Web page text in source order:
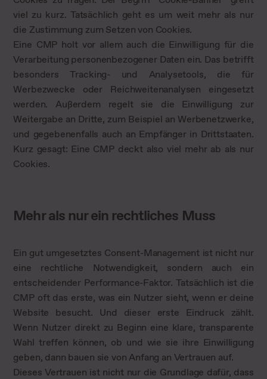
viel zu kurz. Tatsächlich geht es um weit mehr als nur
die Zustimmung zum Setzen von Cookies.
Eine CMP holt vor allem auch die Einwilligung für die
Verarbeitung personenbezogener Daten ein. Das betrifft
besonders Tracking- und Analysetools, die für
Werbezwecke oder Reichweitenanalysen eingesetzt
werden. Außerdem regelt sie die Einwilligung zur
Weitergabe an Dritte, zum Beispiel an Werbenetzwerke,
und gegebenenfalls auch an Empfänger in Drittstaaten.
Kurz gesagt: Eine CMP deckt also viel mehr ab als nur
Cookies.
Mehr als nur ein rechtliches Muss
Ein gut umgesetztes Consent-Management ist nicht nur
eine rechtliche Notwendigkeit, sondern auch ein
entscheidender Performance-Faktor. Tatsächlich ist die
CMP oft das erste, was ein Nutzer sieht, wenn er deine
Website besucht. Und dieser erste Eindruck zählt.
Wenn Nutzer direkt zu Beginn eine klare, transparente
Wahl treffen können, ob und wie sie ihre Einwilligung
geben, dann bauen sie von Anfang an Vertrauen auf.
Dieses Vertrauen ist nicht nur die Grundlage dafür, dass